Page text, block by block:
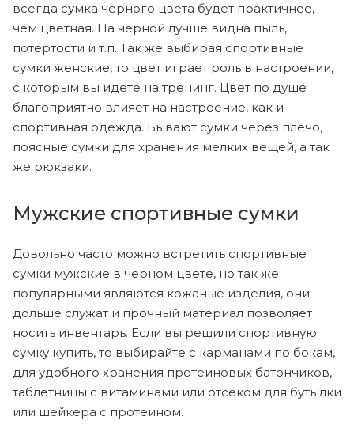
всегда сумка черного цвета будет практичнее,
чем цветная. На черной лучше видна пыль,
потертости и т.п. Так же выбирая спортивные
сумки женские, то цвет играет роль в настроении,
с которым вы идете на тренинг. Цвет по душе
благоприятно влияет на настроение, как и
спортивная одежда. Бывают сумки через плечо,
поясные сумки для хранения мелких вещей, а так
же рюкзаки.
Мужские спортивные сумки
Довольно часто можно встретить спортивные
сумки мужские в черном цвете, но так же
популярными являются кожаные изделия, они
дольше служат и прочный материал позволяет
носить инвентарь. Если вы решили спортивную
сумку купить, то выбирайте с карманами по бокам,
для удобного хранения протеиновых батончиков,
таблетницы с витаминами или отсеком для бутылки
или шейкера с протеином.